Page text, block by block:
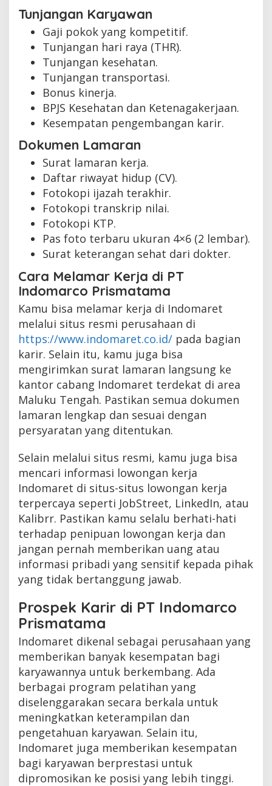
Tunjangan Karyawan
Gaji pokok yang kompetitif.
Tunjangan hari raya (THR).
Tunjangan kesehatan.
Tunjangan transportasi.
Bonus kinerja.
BPJS Kesehatan dan Ketenagakerjaan.
Kesempatan pengembangan karir.
Dokumen Lamaran
Surat lamaran kerja.
Daftar riwayat hidup (CV).
Fotokopi ijazah terakhir.
Fotokopi transkrip nilai.
Fotokopi KTP.
Pas foto terbaru ukuran 4×6 (2 lembar).
Surat keterangan sehat dari dokter.
Cara Melamar Kerja di PT
Indomarco Prismatama
Kamu bisa melamar kerja di Indomaret
melalui situs resmi perusahaan di
https://www.indomaret.co.id/ pada bagian
karir. Selain itu, kamu juga bisa
mengirimkan surat lamaran langsung ke
kantor cabang Indomaret terdekat di area
Maluku Tengah. Pastikan semua dokumen
lamaran lengkap dan sesuai dengan
persyaratan yang ditentukan.
Selain melalui situs resmi, kamu juga bisa
mencari informasi lowongan kerja
Indomaret di situs-situs lowongan kerja
terpercaya seperti JobStreet, LinkedIn, atau
Kalibrr. Pastikan kamu selalu berhati-hati
terhadap penipuan lowongan kerja dan
jangan pernah memberikan uang atau
informasi pribadi yang sensitif kepada pihak
yang tidak bertanggung jawab.
Prospek Karir di PT Indomarco
Prismatama
Indomaret dikenal sebagai perusahaan yang
memberikan banyak kesempatan bagi
karyawannya untuk berkembang. Ada
berbagai program pelatihan yang
diselenggarakan secara berkala untuk
meningkatkan keterampilan dan
pengetahuan karyawan. Selain itu,
Indomaret juga memberikan kesempatan
bagi karyawan berprestasi untuk
dipromosikan ke posisi yang lebih tinggi.